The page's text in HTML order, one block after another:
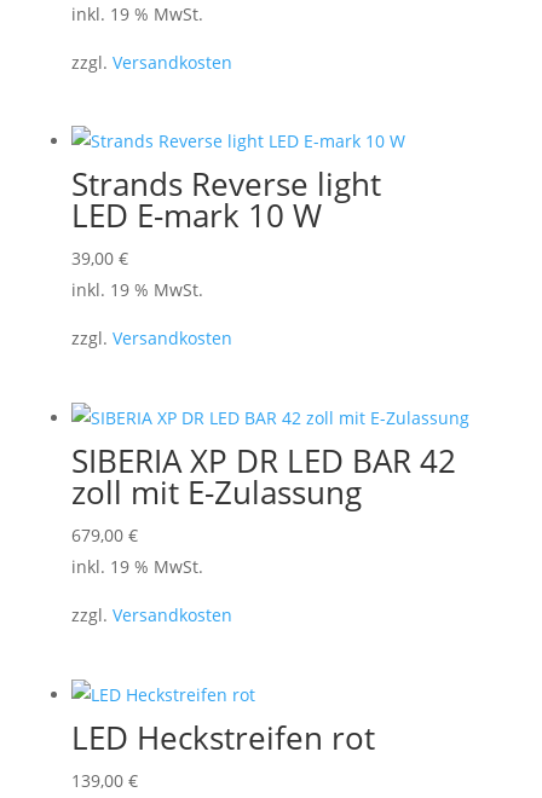
der
inkl. 19 % MwSt.
zzgl. Versandkosten
Strands Reverse light
LED E-mark 10 W
39,00 €
inkl. 19 % MwSt.
zzgl. Versandkosten
SIBERIA XP DR LED BAR 42
zoll mit E-Zulassung
679,00 €
inkl. 19 % MwSt.
zzgl. Versandkosten
LED Heckstreifen rot
139,00 €